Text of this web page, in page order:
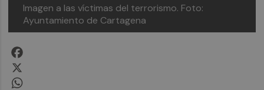
Imagen a las víctimas del terrorismo. Foto:
Ayuntamiento de Cartagena